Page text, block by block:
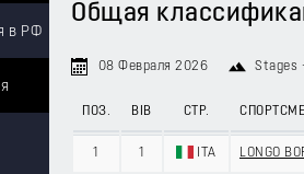
в РФ
Общая
08 Февраля 2026 Stages
ПОЗ. BIB СТР.
1 1 ITA LONGO